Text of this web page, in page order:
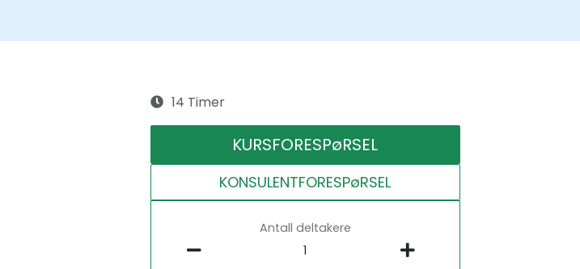
14 Timer
KURSFORESPøRSEL
KONSULENTFORESPøRSEL
Antall deltakere